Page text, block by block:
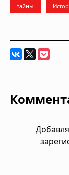
тайны